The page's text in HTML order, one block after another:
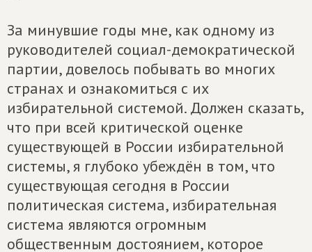
За минувшие годы мне, как одному из
руководителей социал-демократической
партии, довелось побывать во многих
странах и ознакомиться с их
избирательной системой. Должен сказать,
что при всей критической оценке
существующей в России избирательной
системы, я глубоко убеждён в том, что
существующая сегодня в России
политическая система, избирательная
система являются огромным
общественным достоянием, которое